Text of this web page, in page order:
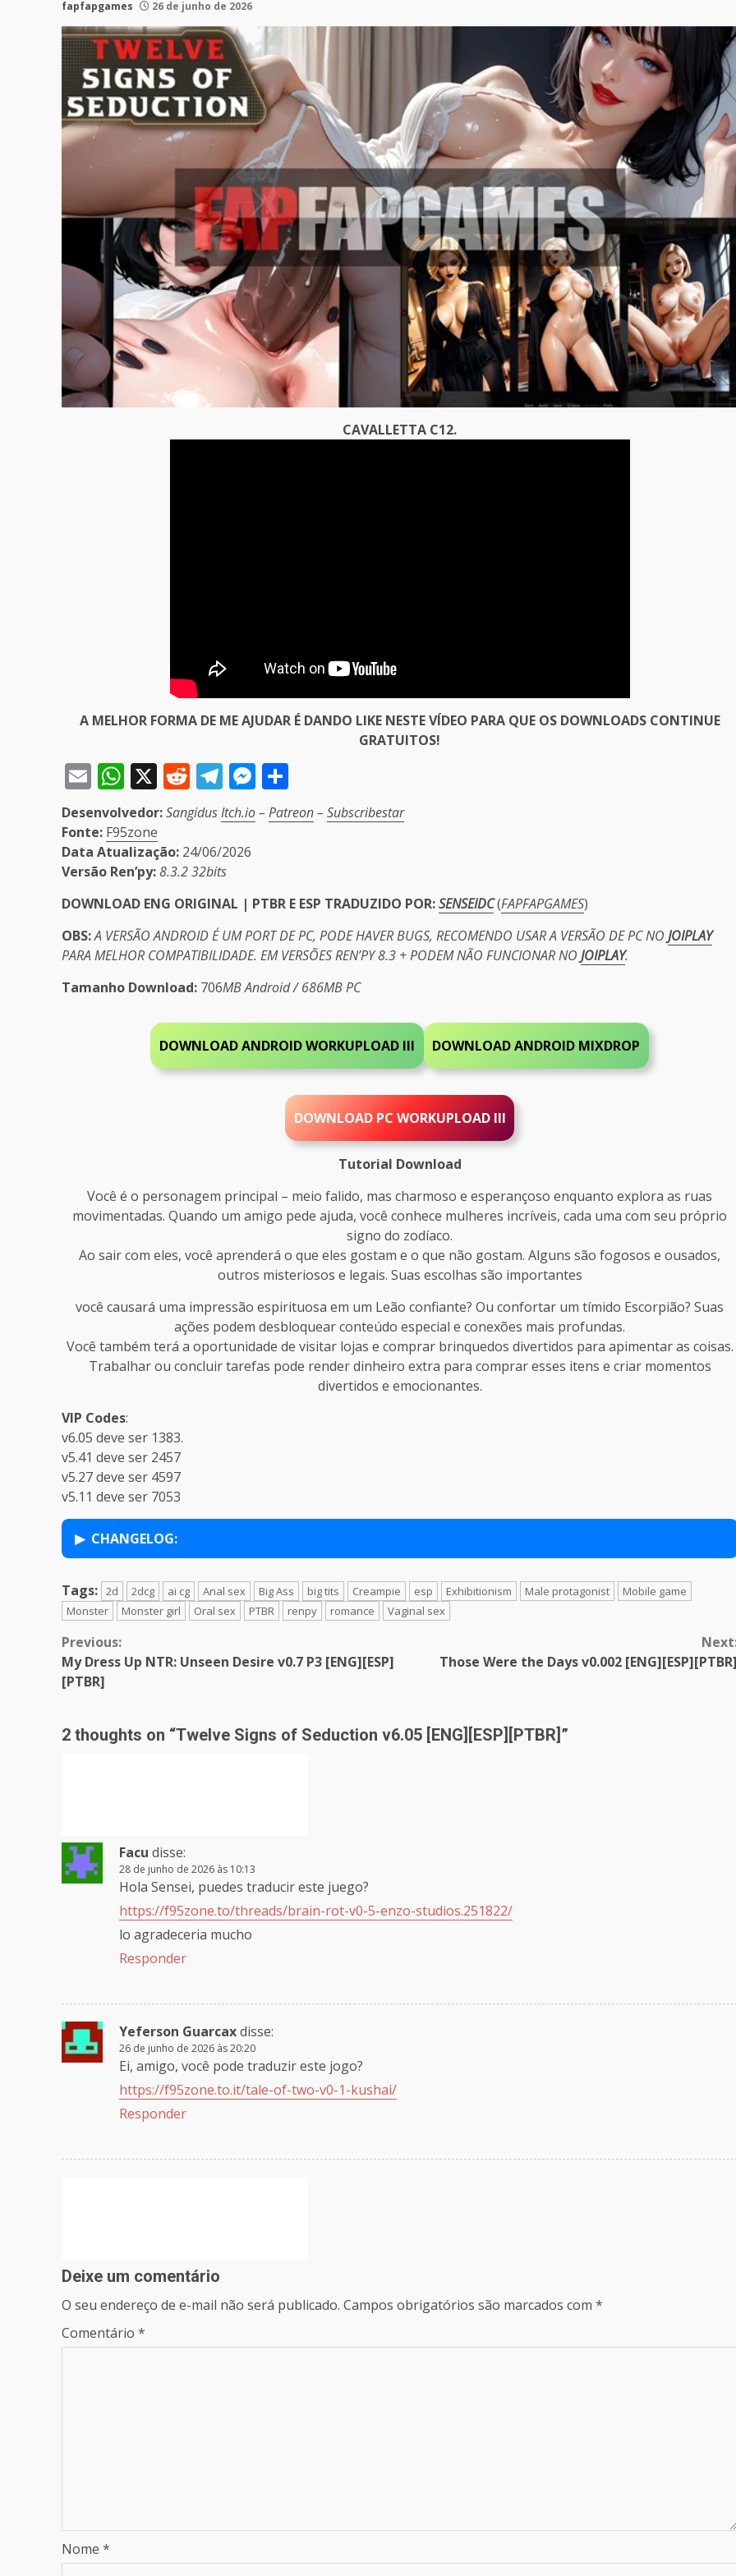
fapfapgames 26 de junho de 2026
CAVALLETTA C12.
A MELHOR FORMA DE ME AJUDAR É DANDO LIKE NESTE VÍDEO PARA QUE OS DOWNLOADS CONTINUE
GRATUITOS!
EmailWhatsApp
X Reddit
Telegram
Messenger
Desenvolvedor:SangidusItch.io– Patreon– Subscribestar
Fonte: F95zone
Data Atualização: 24/06/2026
Versão Ren’py:8.3.2 32bits
DOWNLOAD ENG ORIGINAL | PTBR E ESP TRADUZIDO POR:SENSEIDC(FAPFAPGAMES)
OBS:A VERSÃO ANDROID É UM PORT DE PC, PODE HAVER BUGS, RECOMENDO USAR A VERSÃO DE PC NO JOIPLAY
PARA MELHOR COMPATIBILIDADE. EM VERSÕES REN’PY 8.3 + PODEM NÃO FUNCIONAR NO JOIPLAY.
Tamanho Download: 706MB Android / 686MB PC
DOWNLOAD ANDROID WORKUPLOAD III DOWNLOAD ANDROID MIXDROP
DOWNLOAD PC WORKUPLOAD III
Tutorial Download
Você é o personagem principal – meio falido, mas charmoso e esperançoso enquanto explora as ruas
movimentadas. Quando um amigo pede ajuda, você conhece mulheres incríveis, cada uma com seu próprio
signo do zodíaco.
Ao sair com eles, você aprenderá o que eles gostam e o que não gostam. Alguns são fogosos e ousados,
outros misteriosos e legais. Suas escolhas são importantes
você causará uma impressão espirituosa em um Leão confiante? Ou confortar um tímido Escorpião? Suas
ações podem desbloquear conteúdo especial e conexões mais profundas.
Você também terá a oportunidade de visitar lojas e comprar brinquedos divertidos para apimentar as coisas.
Trabalhar ou concluir tarefas pode render dinheiro extra para comprar esses itens e criar momentos
divertidos e emocionantes.
VIP Codes:
v6.05 deve ser 1383.
v5.41 deve ser 2457
v5.27 deve ser 4597
v5.11 deve ser 7053
CHANGELOG:
Tags: 2d 2dcg ai cg Anal sex Big Ass big tits Creampie esp Exhibitionism Male protagonist
Mobile game
Monster
Monster girl Oral sex PTBR renpy romance Vaginal sex
Continue
Reading
Previous:
My Dress Up NTR: Unseen Desire v0.7 P3 [ENG][ESP]
[PTBR]
Those Were the Days v0.002
2 thoughts on “Twelve Signs of Seduction v6.05 [ENG][ESP][PTBR] ”
Facu disse:
28 de junho de 2026 às 10:13
Hola Sensei, puedes traducir este juego?
https://f95zone.to/threads/brain-rot-v0-5-enzo-studios.251822/
lo agradeceria mucho
Responder
Yeferson Guarcaxdisse:
26 de junho de 2026 às 20:20
Ei, amigo, você pode traduzir este jogo?
https://f95zone.to.it/tale-of-two-v0-1-kushai/
Responder
Deixe um comentário
O seu endereço de e-mail não será publicado. Campos obrigatórios são marcados com *
Comentário *
Nome *